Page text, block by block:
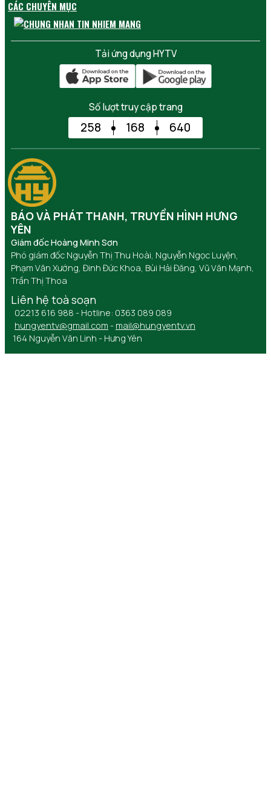
CÁC CHUYÊN MỤC
Tải ứng dụng HYTV
Số lượt truy cập trang
258 168 640
BÁO VÀ PHÁT THANH, TRUYỀN HÌNH HƯNG
YÊN
Giám đốc Hoàng Minh Sơn
Phó giám đốc Nguyễn Thị Thu Hoài, Nguyễn Ngọc Luyện,
Phạm Văn Xướng, Đinh Đức Khoa, Bùi Hải Đăng, Vũ Văn Mạnh,
Trần Thị Thoa
Liên hệ toà soạn
02213 616 988 - Hotline: 0363 089 089
hungyentv@gmail.com - mail@hungyentv.vn
164 Nguyễn Văn Linh - Hưng Yên